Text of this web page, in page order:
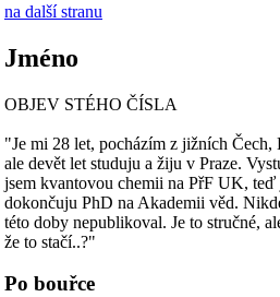
na další stranu
Jméno
OBJEV STÉHO ČÍSLA
"Je mi 28 let, pocházím z jižních Čech,
ale devět let studuju a žiju v Praze.
jsem kvantovou chemii na PřF UK, teď
dokončuju PhD na Akademii věd.
této doby nepublikoval. Je to stručné,
že to stačí..?"
Po bouřce